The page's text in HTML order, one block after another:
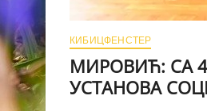
КИБИЦФЕНСТЕР
МИРОВИЋ: СА
УСТАНОВА